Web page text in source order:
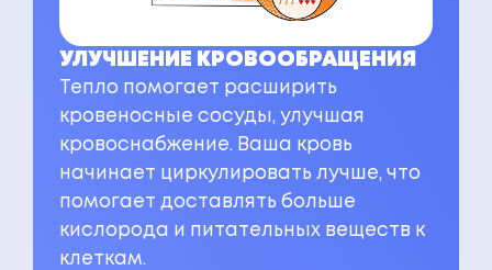
УЛУЧШЕНИЕ КРОВООБРАЩЕНИЯ
Тепло помогает расширить
кровеносные сосуды, улучшая
кровоснабжение. Ваша кровь
начинает циркулировать лучше, что
помогает доставлять больше
кислорода и питательных веществ к
клеткам.